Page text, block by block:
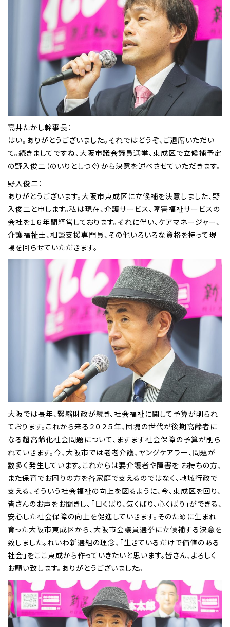
高井たかし幹事長：
はい。ありがとうございました。それではどうぞ、ご退席いただい
て。続きましてですね、大阪市議会議員選挙、東成区で立候補予定
の野入俊二（のいりとしつぐ）から決意を述べさせていただきます。
野入俊二：
ありがとうございます。大阪市東成区に立候補を決意しました、野
入俊二と申します。私は現在、介護サービス、障害福祉サービスの
会社を１６年間経営しております。それに伴い、ケアマネージャー、
介護福祉士、相談支援専門員、その他いろいろな資格を持って現
場を回らせていただきます。
大阪では長年、緊縮財政が続き、社会福祉に関して予算が削られ
ております。これから来る２０２５年、団塊の世代が後期高齢者に
なる超高齢化社会問題について、ますます社会保障の予算が削ら
れていきます。今、大阪市では老老介護、ヤングケアラー、問題が
数多く発生しています。これからは要介護者や障害を お持ちの方、
また保育でお困りの方を各家庭で支えるのではなく、地域行政で
支える、そういう社会福祉の向上を図るように、今、東成区を回り、
皆さんのお声をお聞きし、「目くばり、気くばり、心くばり」ができる、
安心した社会保障の向上を促進していきます。そのために生まれ
育った大阪市東成区から、大阪市会議員選挙に立候補する決意を
致しました。れいわ新選組の理念、「生きているだけで価値のある
社会」をここ東成から作っていきたいと思います。皆さん、よろしく
お願い致します。ありがとうございました。